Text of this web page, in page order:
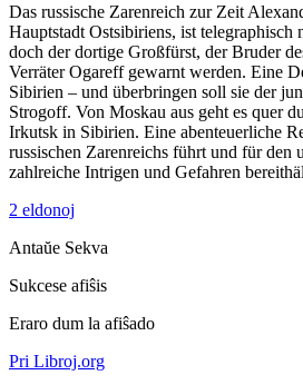
Das russische Zarenreich zur Zeit
Hauptstadt Ostsibiriens, ist telegraphisch
doch der dortige Großfürst, der Bruder
Verräter Ogareff gewarnt werden. Eine
Sibirien – und überbringen soll sie der
Strogoff. Von Moskau aus geht es quer
Irkutsk in Sibirien. Eine abenteuerliche
russischen Zarenreichs führt und für den
zahlreiche Intrigen und Gefahren
2 eldonoj
Antaŭe Sekva
Sukcese afiŝis
Eraro dum la afiŝado
Pri Libroj.org